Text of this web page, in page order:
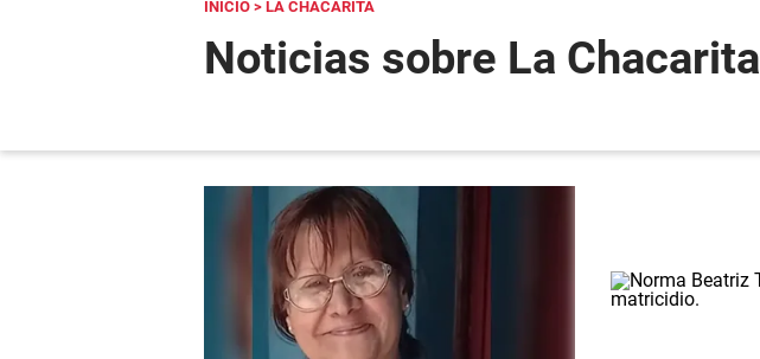
INICIO > LA CHACARITA
Noticias sobre La Chacarita